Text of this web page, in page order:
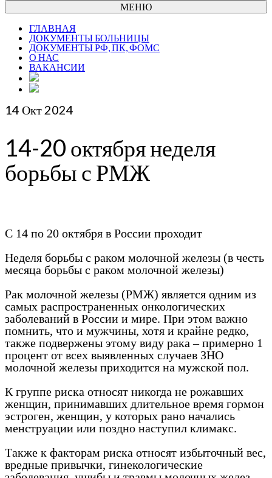
МЕНЮ
ГЛАВНАЯ
ДОКУМЕНТЫ БОЛЬНИЦЫ
ДОКУМЕНТЫ РФ, ПК, ФОМС
О НАС
ВАКАНСИИ
14 Окт 2024
14-20 октября неделя
борьбы с РМЖ
С 14 по 20 октября в России проходит
Неделя борьбы с раком молочной железы (в честь
месяца борьбы с раком молочной железы)
Рак молочной железы (РМЖ) является одним из
самых распространенных онкологических
заболеваний в России и мире. При этом важно
помнить, что и мужчины, хотя и крайне редко,
также подвержены этому виду рака – примерно 1
процент от всех выявленных случаев ЗНО
молочной железы приходится на мужской пол.
К группе риска относят никогда не рожавших
женщин, принимавших длительное время гормон
эстроген, женщин, у которых рано начались
менструации или поздно наступил климакс.
Также к факторам риска относят избыточный вес,
вредные привычки, гинекологические